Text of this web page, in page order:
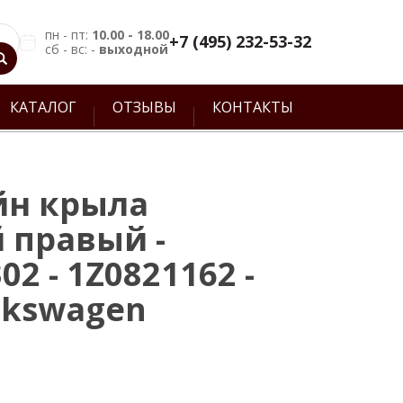
пн - пт: 10.00 - 18.00
сб - вс: - выходной+7 (495) 232-53-32
КАТАЛОГ ОТЗЫВЫ КОНТАКТЫ
крыла
правый -
- 1Z0821162 -